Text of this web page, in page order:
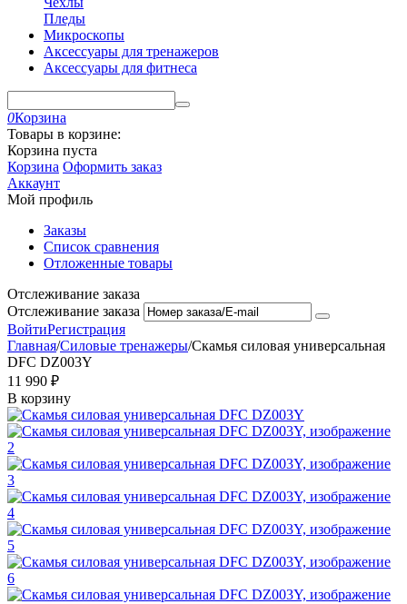
Пледы
Микроскопы
Аксессуары для тренажеров
Аксессуары для фитнеса
0Корзина
Товары в корзине:
Корзина пуста
Корзина Оформить заказ
Аккаунт
Мой профиль
Заказы
Список сравнения
Отложенные товары
Отслеживание заказа
Отслеживание заказа
ВойтиРегистрация
Главная/Силовые тренажеры/Скамья силовая универсальная
DFC DZ003Y
11 990 ₽
В корзину